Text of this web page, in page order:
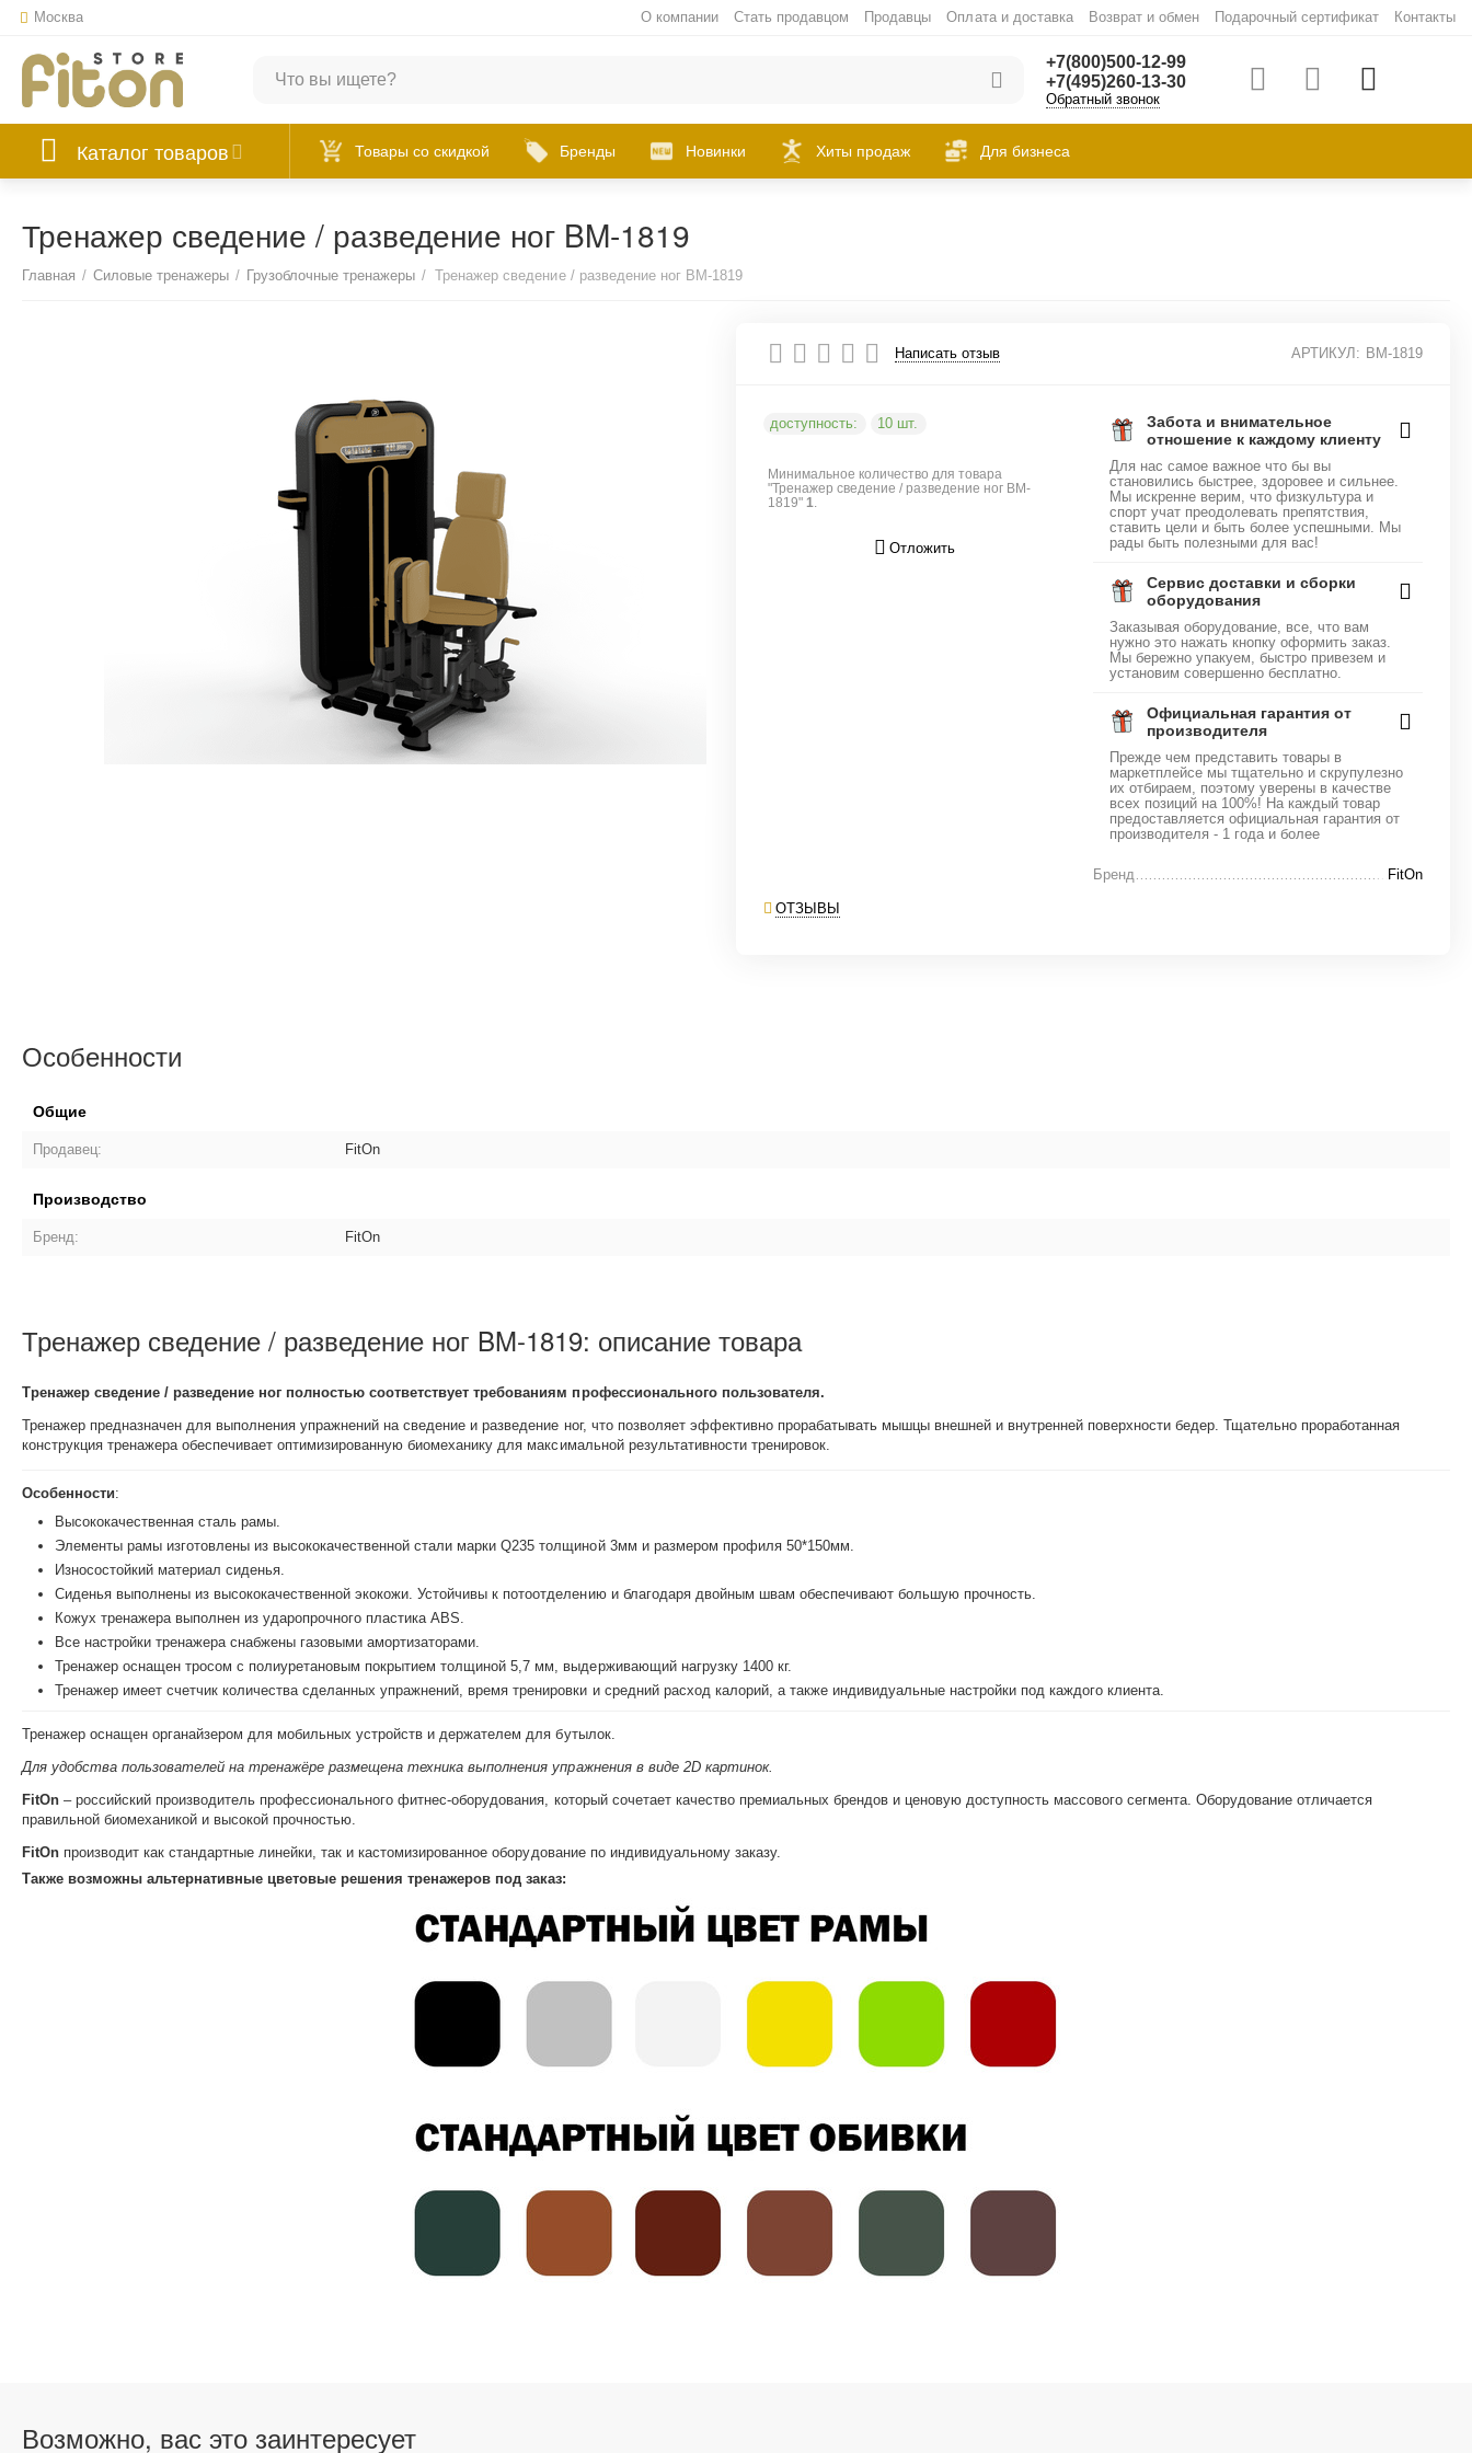
Москва О компании Стать продавцом Продавцы Оплата и доставка Возврат и обмен Подарочный сертификат Контакты
+7(800)500-12-99
+7(495)260-13-30
Обратный звонок
Каталог товаров Товары со скидкой Бренды Новинки Хиты продаж Для бизнеса
Тренажер сведение / разведение ног BM-1819
Главная / Силовые тренажеры / Грузоблочные тренажеры / Тренажер сведение / разведение ног BM-1819
Написать отзыв АРТИКУЛ: BM-1819
доступность: 10 шт.
Минимальное количество для товара
"Тренажер сведение / разведение ног BM-
1819"1.
Отложить
Забота и внимательное
отношение к каждому клиенту
Для нас самое важное что бы вы
становились быстрее, здоровее и сильнее.
Мы искренне верим, что физкультура и
спорт учат преодолевать препятствия,
ставить цели и быть более успешными. Мы
рады быть полезными для вас!
Сервис доставки и сборки
оборудования
Заказывая оборудование, все, что вам
нужно это нажать кнопку оформить заказ.
Мы бережно упакуем, быстро привезем и
установим совершенно бесплатно.
Официальная гарантия от
производителя
Прежде чем представить товары в
маркетплейсе мы тщательно и скрупулезно
их отбираем, поэтому уверены в качестве
всех позиций на 100%! На каждый товар
предоставляется официальная гарантия от
производителя - 1 года и более
Бренд FitOn
ОТЗЫВЫ
Особенности
Общие
Продавец: FitOn
Производство
Бренд: FitOn
Тренажер сведение / разведение ног BM-1819: описание товара
Тренажер сведение / разведение ног полностью соответствует требованиям профессионального пользователя.
Тренажер предназначен для выполнения упражнений на сведение и разведение ног, что позволяет эффективно прорабатывать мышцы внешней и внутренней поверхности бедер. Тщательно проработанная
конструкция тренажера обеспечивает оптимизированную биомеханику для максимальной результативности тренировок.
Особенности:
Высококачественная сталь рамы.
Элементы рамы изготовлены из высококачественной стали марки Q235 толщиной 3мм и размером профиля 50*150мм.
Износостойкий материал сиденья.
Сиденья выполнены из высококачественной экокожи. Устойчивы к потоотделению и благодаря двойным швам обеспечивают большую прочность.
Кожух тренажера выполнен из ударопрочного пластика ABS.
Все настройки тренажера снабжены газовыми амортизаторами.
Тренажер оснащен тросом с полиуретановым покрытием толщиной 5,7 мм, выдерживающий нагрузку 1400 кг.
Тренажер имеет счетчик количества сделанных упражнений, время тренировки и средний расход калорий, а также индивидуальные настройки под каждого клиента.
Тренажер оснащен органайзером для мобильных устройств и держателем для бутылок.
Для удобства пользователей на тренажёре размещена техника выполнения упражнения в виде 2D картинок.
FitOn– российский производитель профессионального фитнес-оборудования, который сочетает качество премиальных брендов и ценовую доступность массового сегмента. Оборудование отличается
правильной биомеханикой и высокой прочностью.
FitOn производит как стандартные линейки, так и кастомизированное оборудование по индивидуальному заказу.
Также возможны альтернативные цветовые решения тренажеров под заказ:
Возможно, вас это заинтересует